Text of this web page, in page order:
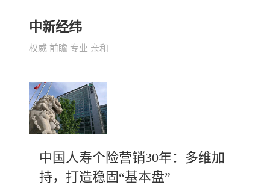
中新经纬
权威 前瞻 专业 亲和
中国人寿个险营销30年：多维加
持，打造稳固“基本盘”